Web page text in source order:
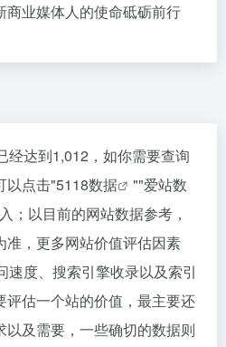
商业媒体人的使命砥砺前行
经达到1,012，如你需要查询
以点击"5118数据 ""爱站数
；以目前的网站数据参考，
准，更多网站价值评估因素
速度、搜索引擎收录以及索引
评估一个站的价值，最主要还
以及需要，一些确切的数据则